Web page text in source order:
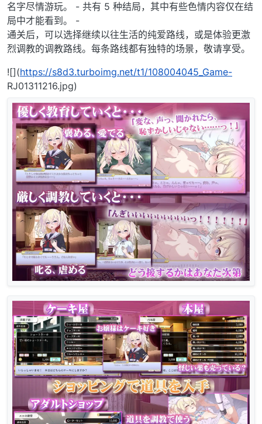
名字尽情游玩。 - 共有 5 种结局，其中有些色情内容仅在结
局中才能看到。 -
通关后，可以选择继续以往生活的纯爱路线，或是体验更激
烈调教的调教路线。每条路线都有独特的场景，敬请享受。
![](https://s8d3.turboimg.net/t1/108004045_Game-
RJ01311216.jpg)